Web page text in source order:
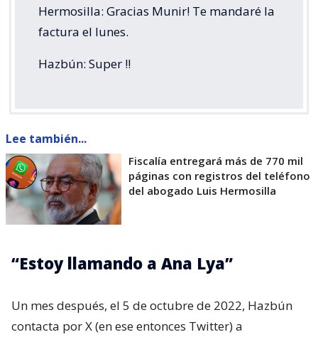
Hermosilla: Gracias Munir! Te mandaré la
factura el lunes.
Hazbún: Super !!
Lee también...
Fiscalía entregará más de 770 mil
páginas con registros del teléfono
del abogado Luis Hermosilla
“Estoy llamando a Ana Lya”
Un mes después, el 5 de octubre de 2022, Hazbún
contacta por X (en ese entonces Twitter) a